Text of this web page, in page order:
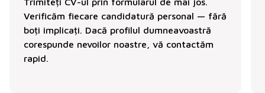
Verificăm fiecare candidatură personal — fără
boți implicați. Dacă profilul dumneavoastră
corespunde nevoilor noastre, vă contactăm
rapid.